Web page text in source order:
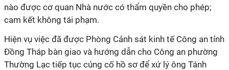
nào được cơ quan Nhà nước có thẩm quyền cho phép;
cam kết không tái phạm.
Hiện vụ việc đã được Phòng Cảnh sát kinh tế Công an tỉnh
Đồng Tháp bàn giao và hướng dẫn cho Công an phường
Thường Lạc tiếp tục củng cố hồ sơ để xứ lý ông Tánh